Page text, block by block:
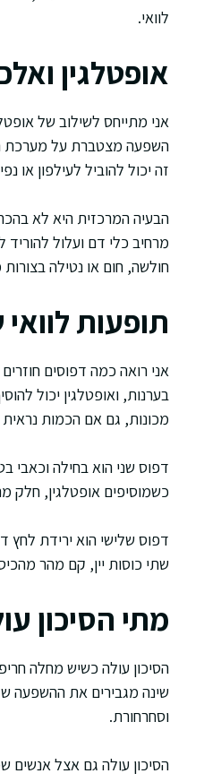
לוואי.
אופטלגין
אני מתייחס לשילוב של
השפעה מצטברת על מערכת
זה יכול להוביל לעילפון או
הבעיה המרכזית היא לא
מרחיב כלי דם ועלול
חולשה, חום או נטילה
תופעות
אני רואה כמה דפוסים
בערנות, ואופטלגין יכול
מכונות, גם אם הכמות
דפוס שני הוא בחילה וכאבי
כשמוסיפים אופטלגין, חלק
דפוס שלישי הוא ירידת לחץ
שתי כוסות יין, קם מהר
מתי הסיכון
הסיכון עולה כשיש מחלה
שינה מגבירים את ההשפעה
וסחרחורת.
הסיכון עולה גם אצל אנשים